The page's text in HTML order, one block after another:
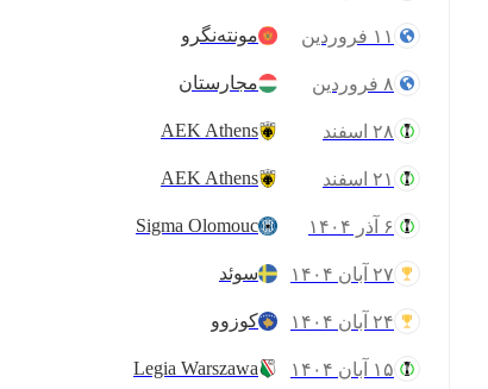
۱۱ فروردین مونته‌نگرو
۸ فروردین مجارستان
۲۸ اسفند AEK Athens
۲۱ اسفند AEK Athens
۶ آذر ۱۴۰۴ Sigma Olomouc
۲۷ آبان ۱۴۰۴ سوئد
۲۴ آبان ۱۴۰۴ کوزوو
۱۵ آبان ۱۴۰۴ Legia Warszawa